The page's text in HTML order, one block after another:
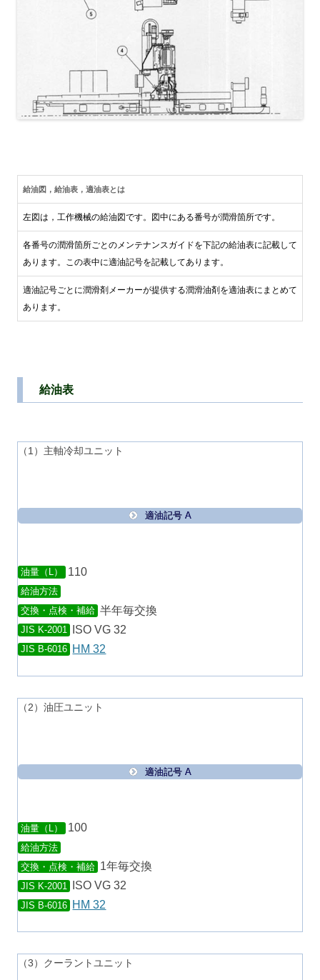
給油図，給油表，適油表とは
左図は，工作機械の給油図です。図中にある番号が潤滑箇所です。
各番号の潤滑箇所ごとのメンテナンスガイドを下記の給油表に記載して
あります。この表中に適油記号を記載してあります。
適油記号ごとに潤滑剤メーカーが提供する潤滑油剤を適油表にまとめて
あります。
給油表
（1）主軸冷却ユニット
適油記号 A
油量（L） 110
給油方法
交換・点検・補給 半年毎交換
JIS K-2001 ISO VG 32
JIS B-6016 HM 32
（2）油圧ユニット
適油記号 A
油量（L） 100
給油方法
交換・点検・補給 1年毎交換
JIS K-2001 ISO VG 32
JIS B-6016 HM 32
（3）クーラントユニット